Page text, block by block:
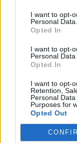
I want to opt-
Personal Data.
Opted In
I want to opt-
Personal Data
Opted In
I want to opt-
Retention,
Personal
Purposes for
Opted Out
Πάνω από 60
όλο τον Δήμο
06.08.2026 - 15.22